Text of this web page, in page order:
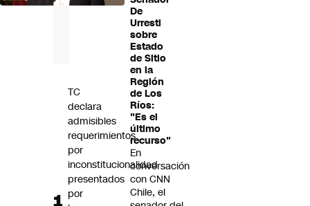
De
Urresti
sobre
Estado
de Sitio
en la
Región
de Los
Ríos:
"Es el
último
recurso"
En
conversación
con CNN
Chile, el
TC
declara
admisibles
requerimientos
por
inconstitucionalidad
presentados
por